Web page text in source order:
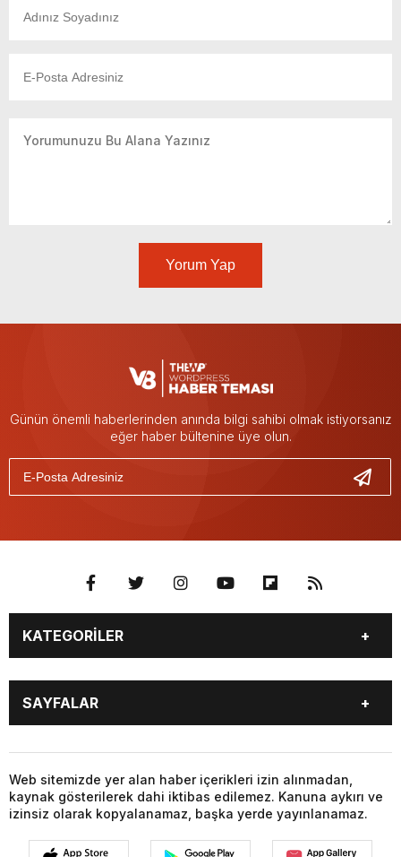
Yorum Yap
Günün önemli haberlerinden anında bilgi sahibi olmak istiyorsanız
eğer haber bültenine üye olun.
KATEGORİLER
BURÇLAR
CANLI BORSA
CANLI SONUÇLAR
COVID-19
FİKSTÜR
FİRMA EKLE
FİRMA REHBERİ
GAZETE OKU
GAZETELER
HABER GÖNDER
HAVA DURUMU
SAYFALAR
CANLI SONUÇLAR
CANLI TV
COVID-19
FİKSTÜR
FİRMA EKLE
FİRMA REHBERİ
GAZETE OKU
GAZETELER
Web sitemizde yer alan haber içerikleri izin alınmadan,
kaynak gösterilerek dahi iktibas edilemez. Kanuna aykırı ve
izinsiz olarak kopyalanamaz, başka yerde yayınlanamaz.